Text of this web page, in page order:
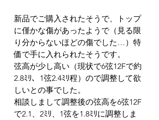
新品でご購入されたそうで、トップ
に僅かな傷があったようで（見る限
り分からないほどの傷でした…）特
価で手に入れられたそうです。
弦高が少し高い（現状で6弦12Fで約
2.8ﾐﾘ、1弦2.4ﾐﾘ程）ので調整して欲
しいとの事でした。
相談しまして調整後の弦高を6弦12F
で2.1、2ﾐﾘ、1弦を1.8ﾐﾘに調整しま